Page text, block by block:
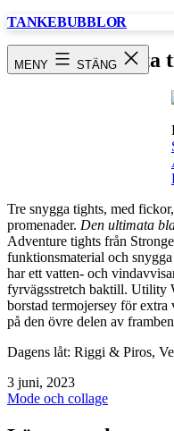
Hoppa
TANKEBUBBLOR
MENY STÄNGSvarta
Tre snygga tights, med
promenader. Den ultimata
Adventure tights från
funktionsmaterial och
har ett vatten- och
fyrvägsstretch baktill. Utility
borstad termojersey för
på den övre delen av
Dagens låt: Riggi & Piros,
Publicerat
den
3 juni, 2023
Kategoriserat
Mode och collage